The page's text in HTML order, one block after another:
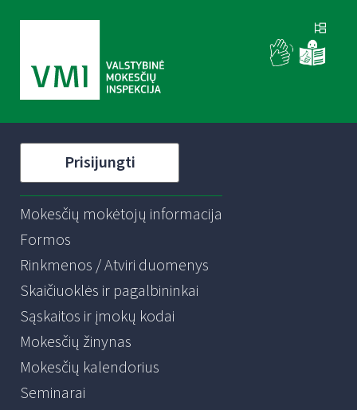
Prisijungti
Mokesčių mokėtojų informacija
Formos
Rinkmenos / Atviri duomenys
Skaičiuoklės ir pagalbininkai
Sąskaitos ir įmokų kodai
Mokesčių žinynas
Mokesčių kalendorius
Seminarai